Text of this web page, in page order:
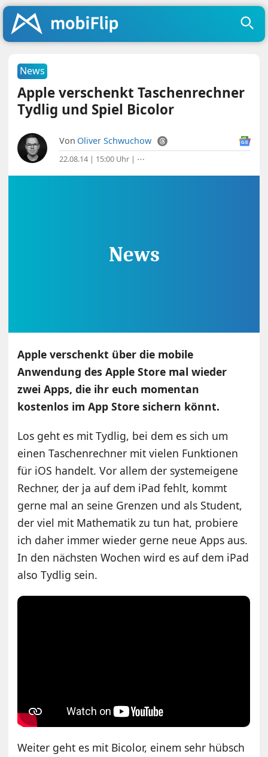
News
Apple verschenkt Taschenrechner
Tydlig und Spiel Bicolor
Von Oliver Schwuchow
22.08.14 | 15:00 Uhr | ⋯
Apple verschenkt über die mobile
Anwendung des Apple Store mal wieder
zwei Apps, die ihr euch momentan
kostenlos im App Store sichern könnt.
Los geht es mit Tydlig, bei dem es sich um
einen Taschenrechner mit vielen Funktionen
für iOS handelt. Vor allem der systemeigene
Rechner, der ja auf dem iPad fehlt, kommt
gerne mal an seine Grenzen und als Student,
der viel mit Mathematik zu tun hat, probiere
ich daher immer wieder gerne neue Apps aus.
In den nächsten Wochen wird es auf dem iPad
also Tydlig sein.
Weiter geht es mit Bicolor, einem sehr hübsch